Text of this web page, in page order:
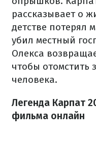
рассказывает о
детстве потерял
убил местный
Олекса
чтобы отомстить
человека.
Легенда Карпат
фильма онлайн